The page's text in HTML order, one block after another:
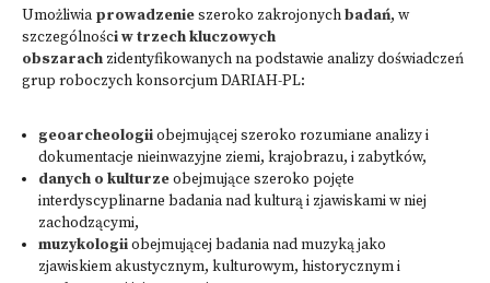
Umożliwia prowadzenieszeroko zakrojonychbadań, w
szczególności w trzech kluczowych
obszarach zidentyfikowanych na podstawie analizy doświadczeń
grup roboczych konsorcjum DARIAH-PL:
geoarcheologiiobejmującej szeroko rozumiane analizy i
dokumentacje nieinwazyjne ziemi, krajobrazu, i zabytków,
danych o kulturzeobejmujące szeroko pojęte
interdyscyplinarne badania nad kulturą i zjawiskami w niej
zachodzącymi,
muzykologiiobejmującej badania nad muzyką jako
zjawiskiem akustycznym, kulturowym, historycznym i